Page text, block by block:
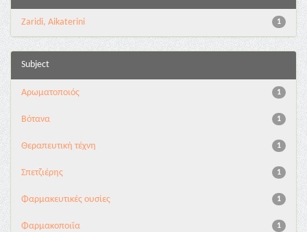
1
Zaridi, Aikaterini
Subject
1
Αρωματοποιός
1
Βότανα
1
Θεραπευτική τέχνη
1
Σπετζιέρης
1
Φαρμακευτικές ουσίες
1
Φαρμακοποιΐα